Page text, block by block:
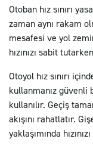
Otoban hız sınırı
zaman aynı rakam
mesafesi ve yol
hızınızı sabit
Otoyol hız sınırı
kullanmanız
kullanılır. Geçiş
akışını rahatlatır.
yaklaşımında